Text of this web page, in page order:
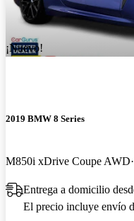
¡Nuevo!
2019 BMW 8 Series
M850i xDrive Coupe AWD
Entrega a domicilio
El precio incluye envío